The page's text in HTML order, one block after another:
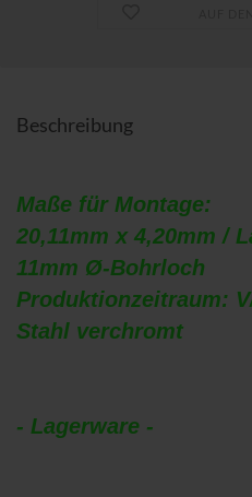
Beschreibung
Maße für Montage:
20,11mm x 4,20mm /
11mm Ø-Bohrloch
Produktionzeitraum:
Stahl verchromt
- Lagerware -